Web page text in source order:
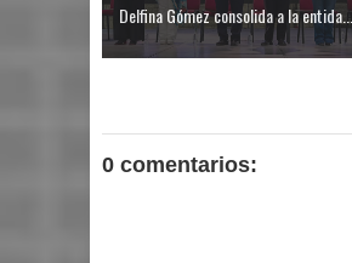
Delfina Gómez consolida a la entida...
0 comentarios: